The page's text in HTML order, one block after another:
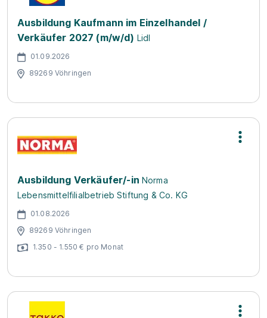
Ausbildung Kaufmann im Einzelhandel /
Verkäufer 2027 (m/w/d) Lidl
01.09.2026
89269 Vöhringen
Ausbildung Verkäufer/-in Norma
Lebensmittelfilialbetrieb Stiftung & Co. KG
01.08.2026
89269 Vöhringen
1.350 - 1.550 € pro Monat